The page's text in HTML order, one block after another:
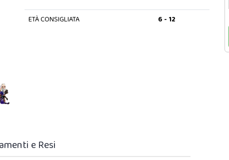
ETÀ CONSIGLIATA 6 - 12
e Resi